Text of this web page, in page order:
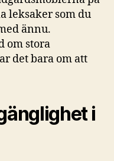
leksaker som du
ännu.
om stora
det bara om att
i